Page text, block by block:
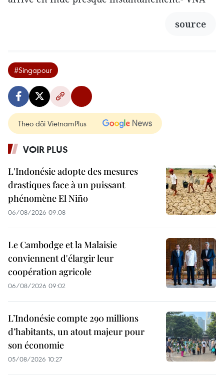
source
#Singapour
Theo dõi VietnamPlus
VOIR PLUS
L'Indonésie adopte des mesures
drastiques face à un puissant
phénomène El Niño
06/08/2026 09:08
Le Cambodge et la Malaisie
conviennent d'élargir leur
coopération agricole
06/08/2026 09:02
L’Indonésie compte 290 millions
d’habitants, un atout majeur pour
son économie
05/08/2026 10:27